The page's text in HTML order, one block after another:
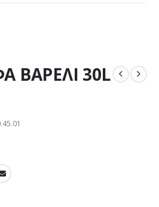
ΒΑΡΕΛΙ 30L